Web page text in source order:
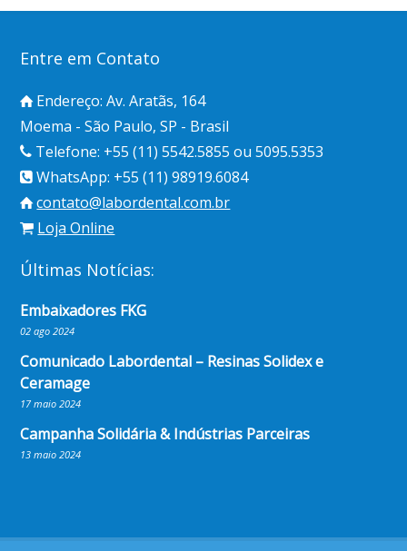
Entre em Contato
Endereço: Av. Aratãs, 164
Moema - São Paulo, SP - Brasil
Telefone: +55 (11) 5542.5855 ou 5095.5353
WhatsApp: +55 (11) 98919.6084
contato@labordental.com.br
Loja Online
Últimas Notícias:
Embaixadores FKG
02 ago 2024
Comunicado Labordental – Resinas Solidex e
Ceramage
17 maio 2024
Campanha Solidária & Indústrias Parceiras
13 maio 2024